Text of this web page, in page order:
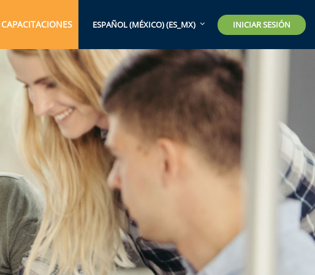
CAPACITACIONES ESPAÑOL (MÉXICO) ‎(ES_MX)‎ INICIAR SESIÓN